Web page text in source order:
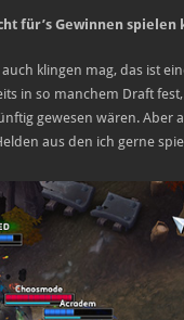
für’s Gewinnen
auch klingen mag, das ist
in so manchem Draft
gewesen wären.
aus den ich gerne